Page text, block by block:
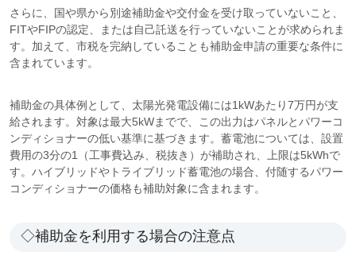
さらに、国や県から別途補助金や交付金を受け取っていないこと、
FITやFIPの認定、または自己託送を行っていないことが求められま
す。加えて、市税を完納していることも補助金申請の重要な条件に
含まれています。
補助金の具体例として、太陽光発電設備には1kWあたり7万円が支
給されます。対象は最大5kWまでで、この出力はパネルとパワーコ
ンディショナーの低い基準に基づきます。蓄電池については、設置
費用の3分の1（工事費込み、税抜き）が補助され、上限は5kWhで
す。ハイブリッドやトライブリッド蓄電池の場合、付随するパワー
コンディショナーの価格も補助対象に含まれます。
◇補助金を利用する場合の注意点